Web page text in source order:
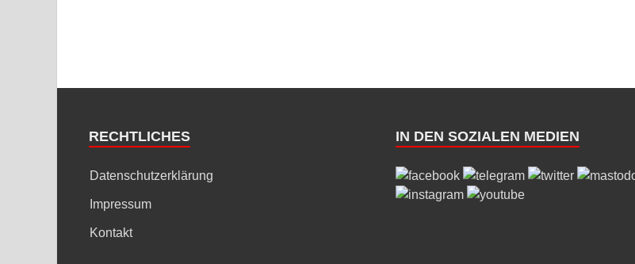
RECHTLICHES
Datenschutzerklärung
Impressum
Kontakt
IN DEN SOZIALEN MEDIEN